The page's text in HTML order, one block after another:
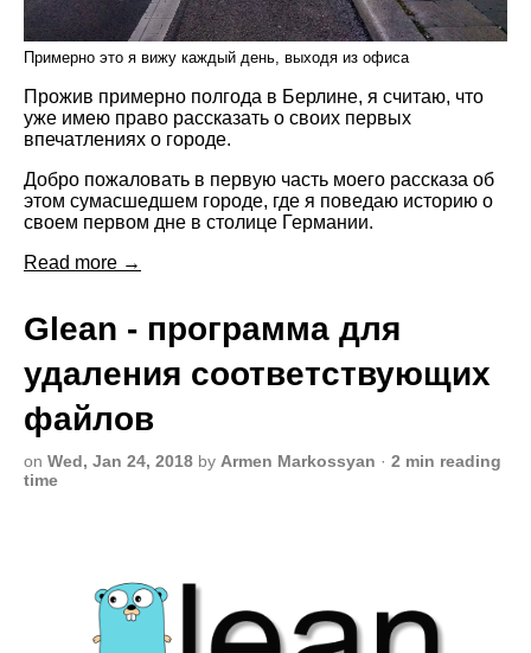
Примерно это я вижу каждый день, выходя из офиса
Прожив примерно полгода в Берлине, я считаю, что
уже имею право рассказать о своих первых
впечатлениях о городе.
Добро пожаловать в первую часть моего рассказа об
этом сумасшедшем городе, где я поведаю историю о
своем первом дне в столице Германии.
Read more →
Glean - программа для
удаления соответствующих
файлов
on Wed, Jan 24, 2018 by Armen Markossyan · 2 min reading
time